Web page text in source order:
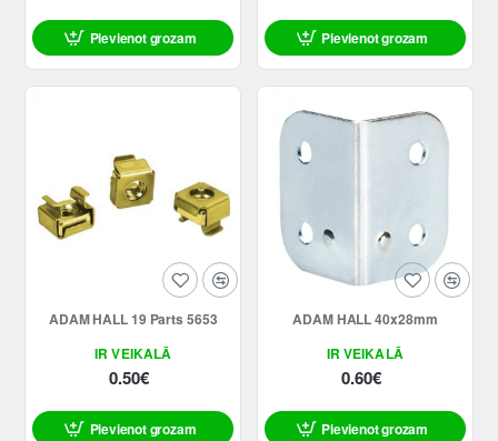
Pievienot grozam Pievienot grozam
IR VEIKALĀ
ADAM HALL 19 Parts 5653
0.50€
Pievienot grozam
IR VEIKALĀ
ADAM HALL 40x28mm
0.60€
Pievienot grozam